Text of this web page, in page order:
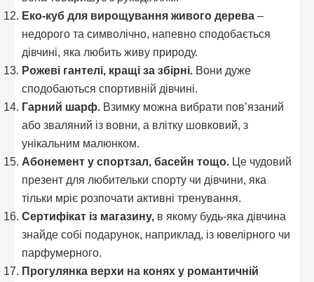
Еко-куб для вирощування живого дерева –
недорого та символічно, напевно сподобається
дівчині, яка любить живу природу.
Рожеві гантелі, кращі за збірні. Вони дуже
сподобаються спортивній дівчині.
Гарний шарф. Взимку можна вибрати пов’язаний
або зваляний із вовни, а влітку шовковий, з
унікальним малюнком.
Абонемент у спортзал, басейн тощо. Це чудовий
презент для любительки спорту чи дівчини, яка
тільки мріє розпочати активні тренування.
Сертифікат із магазину, в якому будь-яка дівчина
знайде собі подарунок, наприклад, із ювелірного чи
парфумерного.
Прогулянка верхи на конях у романтичній